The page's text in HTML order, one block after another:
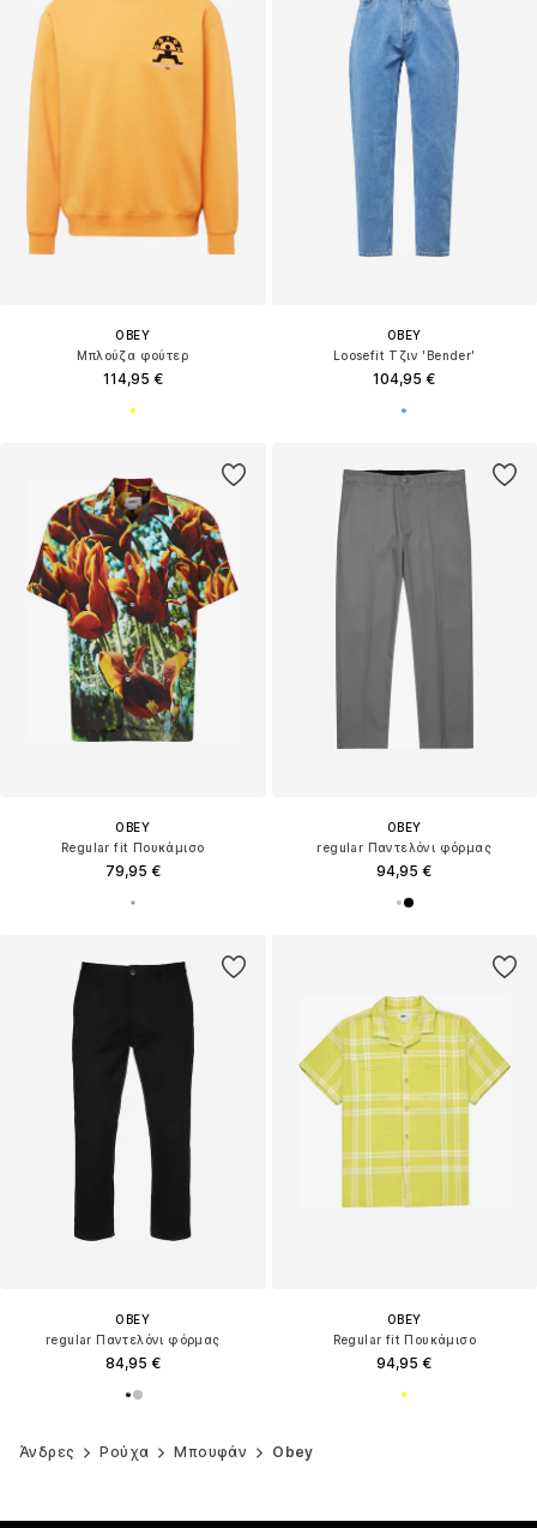
OBEY
Μπλούζα φούτερ
114,95 €
OBEY
Loosefit Τζιν 'Bender'
104,95 €
OBEY
Regular fit Πουκάμισο
79,95 €
OBEY
regular Παντελόνι φόρμας
94,95 €
OBEY
regular Παντελόνι φόρμας
84,95 €
OBEY
Regular fit Πουκάμισο
94,95 €
Άνδρες Ρούχα Μπουφάν Obey